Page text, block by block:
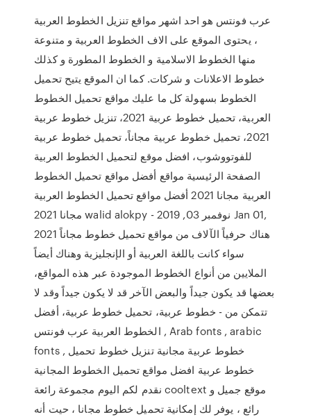
عرب فونتس هو احد اشهر مواقع تنزيل الخطوط العربية
، يحتوى الموقع على الاف الخطوط العربية و متنوعة
منها الخطوط الاسلامية و الخطوط المطورة و كذلك
خطوط الاعلانات و شركات. كما ان الموقع يتيح تحميل
الخطوط بسهولة كل ما عليك مواقع تحميل الخطوط
العربية، تحميل خطوط عربية 2021، تنزيل خطوط عربية
2021، تحميل خطوط عربية مجاناً، تحميل خطوط عربية
للفوتووشوب، افضل موقع لتحميل الخطوط العربية
الصفحة الرئيسية مواقع أفضل مواقع تحميل الخطوط
العربية مجانا 2021 أفضل مواقع تحميل الخطوط العربية
مجانا 2021 walid alokpy - نوفمبر 03, 2019 Jan 01,
2021 هناك حرفياً الآلاف من مواقع تحميل خطوط مجاناً
سواء كانت باللغة العربية أو الإنجليزية وهناك أيضاً
الملايين من أنواع الخطوط الموجودة عبر هذه المواقع،
بعضها قد يكون جيداً والبعض الآخر قد لا يكون جيداً وقد لا
تتمكن من - خطوط عربية، تحميل خطوط عربية، أفضل
الخطوط العربية عرب فونتس , Arab fonts , arabic
fonts , خطوط عربية مجانية تنزيل خطوط تحميل
خطوط عربية افضل مواقع تحميل الخطوط المجانية
نقدم لكم اليوم مجموعة رائعة cooltext موقع جميل و
رائع ، يوفر لك إمكانية تحميل خطوط مجانا ، حيت أنه